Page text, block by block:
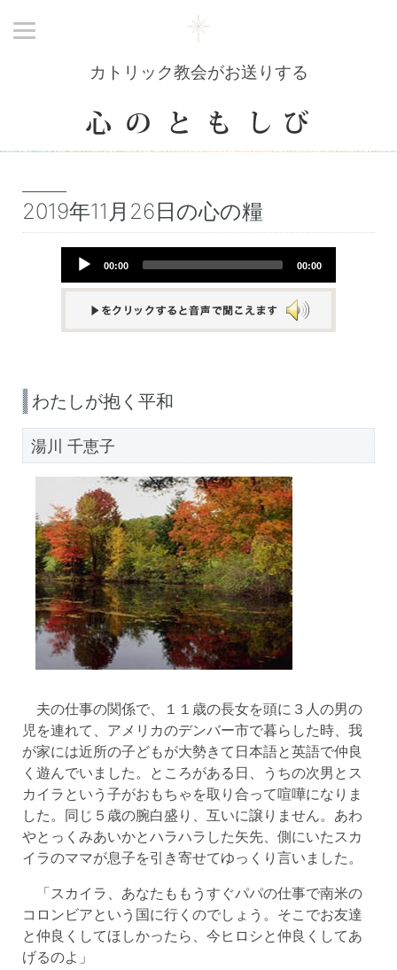
カトリック教会がお送りする
2019年11月26日の心の糧
Audio
00:00 00:00
わたしが抱く平和
湯川 千恵子
夫の仕事の関係で、１１歳の長女を頭に３人の男の
児を連れて、アメリカのデンバー市で暮らした時、我
が家には近所の子どもが大勢きて日本語と英語で仲良
く遊んでいました。ところがある日、うちの次男とス
カイラという子がおもちゃを取り合って喧嘩になりま
した。同じ５歳の腕白盛り、互いに譲りません。あわ
やとっくみあいかとハラハラした矢先、側にいたスカ
イラのママが息子を引き寄せてゆっくり言いました。
「スカイラ、あなたももうすぐパパの仕事で南米の
コロンビアという国に行くのでしょう。そこでお友達
と仲良くしてほしかったら、今ヒロシと仲良くしてあ
げるのよ」